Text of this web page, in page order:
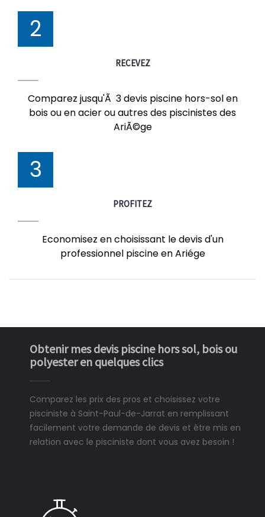
2
RECEVEZ
Comparez jusqu'Ã 3 devis piscine hors-sol en
bois ou en acier ou autres des piscinistes des
AriÃ©ge
3
PROFITEZ
Economisez en choisissant le devis d'un
professionnel piscine en Ariége
Obtenir mes devis piscine hors sol, bois ou
polyester en quelques clics
Comparez les prix des pros et choisissez votre
pisciniste à Saint-Paul-de-Jarrat en remplissant
facilement votre demande de devis et être mis en
relation avec le pisciniste dont vous avez besoin !